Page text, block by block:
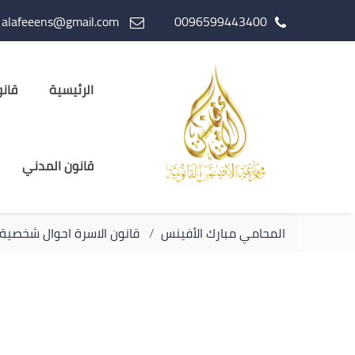
0096599443400
الرئيسية
قانون المدني
المحامي مبارك الأفينس قانون الاسرة احوال شخصية